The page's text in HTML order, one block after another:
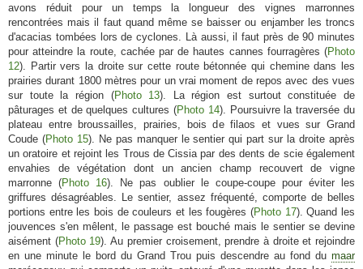
avons réduit pour un temps la longueur des vignes marronnes
rencontrées mais il faut quand même se baisser ou enjamber les troncs
d'acacias tombées lors de cyclones. Là aussi, il faut près de 90 minutes
pour atteindre la route, cachée par de hautes cannes fourragères (Photo
12). Partir vers la droite sur cette route bétonnée qui chemine dans les
prairies durant 1800 mètres pour un vrai moment de repos avec des vues
sur toute la région (Photo 13). La région est surtout constituée de
pâturages et de quelques cultures (Photo 14). Poursuivre la traversée du
plateau entre broussailles, prairies, bois de filaos et vues sur Grand
Coude (Photo 15). Ne pas manquer le sentier qui part sur la droite après
un oratoire et rejoint les Trous de Cissia par des dents de scie également
envahies de végétation dont un ancien champ recouvert de vigne
marronne (Photo 16). Ne pas oublier le coupe-coupe pour éviter les
griffures désagréables. Le sentier, assez fréquenté, comporte de belles
portions entre les bois de couleurs et les fougères (Photo 17). Quand les
jouvences s'en mêlent, le passage est bouché mais le sentier se devine
aisément (Photo 19). Au premier croisement, prendre à droite et rejoindre
en une minute le bord du Grand Trou puis descendre au fond du maar